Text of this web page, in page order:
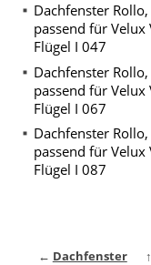
Dachfenster Rollo,
passend für Velux
Flügel I 047
Dachfenster Rollo,
passend für Velux
Flügel I 067
Dachfenster Rollo,
passend für Velux
Flügel I 087
← Dachfenster
↑